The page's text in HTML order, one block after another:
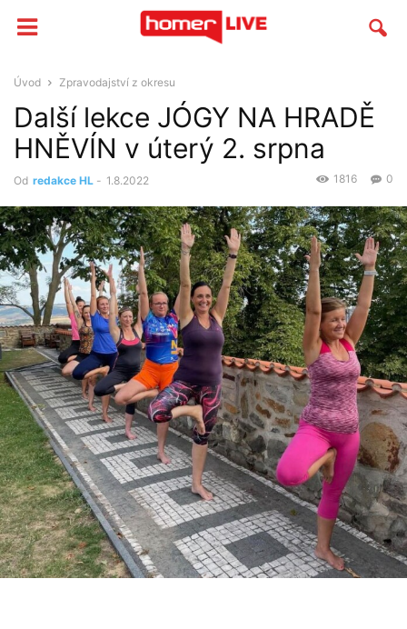
Úvod Zpravodajství z okresu
Další lekce JÓGY NA HRADĚ
HNĚVÍN v úterý 2. srpna
Od redakce HL - 1.8.2022 0
1816